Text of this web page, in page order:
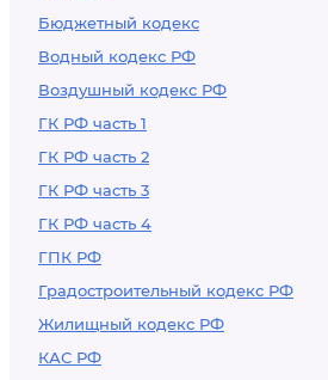
Бюджетный кодекс
Водный кодекс РФ
Воздушный кодекс РФ
ГК РФ часть 1
ГК РФ часть 2
ГК РФ часть 3
ГК РФ часть 4
ГПК РФ
Градостроительный кодекс РФ
Жилищный кодекс РФ
КАС РФ